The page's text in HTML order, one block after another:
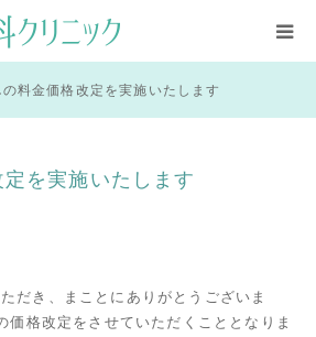
料金価格改定を実施いたします
を実施いたします
だき、まことにありがとうございま
価格改定をさせていただくこととなりま